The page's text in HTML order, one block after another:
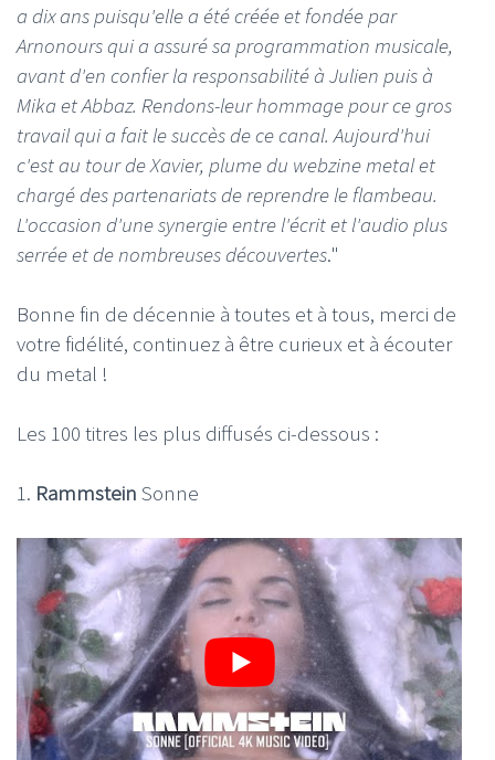
a dix ans puisqu'elle a été créée et fondée par
Arnonours qui a assuré sa programmation musicale,
avant d'en confier la responsabilité à Julien puis à
Mika et Abbaz. Rendons-leur hommage pour ce gros
travail qui a fait le succès de ce canal. Aujourd'hui
c'est au tour de Xavier, plume du webzine metal et
chargé des partenariats de reprendre le flambeau.
L'occasion d'une synergie entre l'écrit et l'audio plus
serrée et de nombreuses découvertes."
Bonne fin de décennie à toutes et à tous, merci de
votre fidélité, continuez à être curieux et à écouter
du metal !
Les 100 titres les plus diffusés ci-dessous :
1. Rammstein Sonne